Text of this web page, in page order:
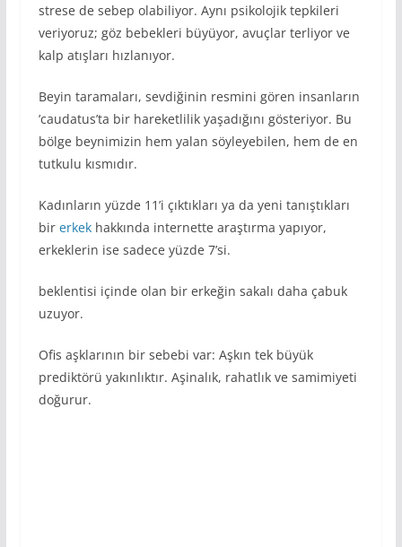
strese de sebep olabiliyor. Aynı psikolojik tepkileri
veriyoruz; göz bebekleri büyüyor, avuçlar terliyor ve
kalp atışları hızlanıyor.
Beyin taramaları, sevdiğinin resmini gören insanların
’caudatus’ta bir hareketlilik yaşadığını gösteriyor. Bu
bölge beynimizin hem yalan söyleyebilen, hem de en
tutkulu kısmıdır.
Kadınların yüzde 11’i çıktıkları ya da yeni tanıştıkları
bir erkekhakkında internette araştırma yapıyor,
erkeklerin ise sadece yüzde 7’si.
beklentisi içinde olan bir erkeğin sakalı daha çabuk
uzuyor.
Ofis aşklarının bir sebebi var: Aşkın tek büyük
prediktörü yakınlıktır. Aşinalık, rahatlık ve samimiyeti
doğurur.